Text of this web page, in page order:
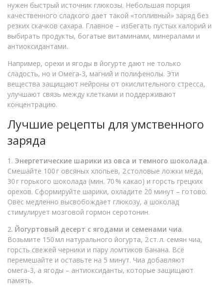
нужен быстрый источник глюкозы. Небольшая порция
качественного сладкого дает такой «топливный» заряд без
резких скачков сахара. Главное – избегать пустых калорий и
выбирать продукты, богатые витаминами, минералами и
антиоксидантами.
Например, орехи и ягоды в йогурте дают не только
сладость, но и Омега‑3, магний и полифенолы. Эти
вещества защищают нейроны от окислительного стресса,
улучшают связь между клетками и поддерживают
концентрацию.
Лучшие рецепты для умственного
заряда
1. Энергетические шарики из овса и темного шоколада.
Смешайте 100 г овсяных хлопьев, 2 столовые ложки мёда,
30 г горького шоколада (мин. 70 % какао) и горсть грецких
орехов. Сформируйте шарики, охладите 20 минут – готово.
Овёс медленно высвобождает глюкозу, а шоколад
стимулирует мозговой гормон серотонин.
2. Йогуртовый десерт с ягодами и семенами чиа.
Возьмите 150 мл натурального йогурта, 2 ст. л. семян чиа,
горсть свежей черники и пару ломтиков банана. Всё
перемешайте и оставьте на 5 минут. Чиа добавляют
омега‑3, а ягоды – антиоксиданты, которые защищают
память.